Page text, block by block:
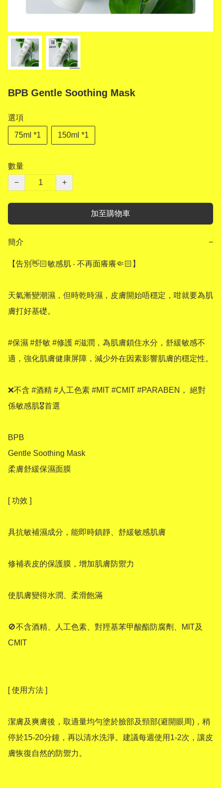
BPB Gentle Soothing Mask
選項
75ml *1 150ml *1
數量
−
+
加至購物車
簡介 −
【告別👋🏻敏感肌 ‧ 不再面癢癢🤏🏻】
天氣漸變潮濕，但時乾時濕，皮膚開始唔穩定，咁就要為肌
膚打好基礎。
#保濕 #舒敏 #修護 #滋潤，為肌膚鎖住水分，舒緩敏感不
適，強化肌膚健康屏障，減少外在因素影響肌膚的穩定性。
❌不含 #酒精 #人工色素 #MIT #CMIT #PARABEN， 絕對
係敏感肌🎖️首選
BPB
Gentle Soothing Mask
柔膚舒緩保濕面膜
[ 功效 ]
具抗敏補濕成分，能即時鎮靜、舒緩敏感肌膚
修補表皮的保護膜，增加肌膚防禦力
使肌膚變得水潤、柔滑飽滿
🚫不含酒精、人工色素、對羥基苯甲酸酯防腐劑、MIT及
CMIT
[ 使用方法 ]
潔膚及爽膚後，取適量均勻塗於臉部及頸部(避開眼周)，稍
停於15-20分鐘，再以清水洗淨。建議每週使用1-2次，讓皮
膚恢復自然的防禦力。